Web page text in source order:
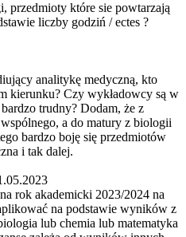
przedmioty które sie powtarzają
liczby godziń / ectes ?
analitykę medyczną, kto
kierunku? Czy wykładowcy są w
trudny? Dodam, że z
a do matury z biologii
bardzo boję się przedmiotów
i tak dalej.
rok akademicki 2023/2024 na
na podstawie wyników z
lub chemia lub matematyka